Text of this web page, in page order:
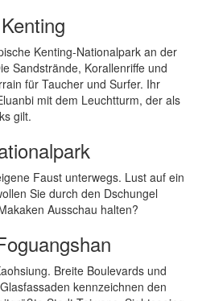
Kenting-Nationalpark an der
Sandstrände, Korallenriffe und
für Taucher und Surfer. Ihr
mit dem Leuchtturm, der als
gilt.
Faust unterwegs. Lust auf ein
Sie durch den Dschungel
Ausschau halten?
Breite Boulevards und
kennzeichnen den